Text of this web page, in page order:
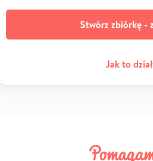
Stwórz zbiórkę -
Jak to